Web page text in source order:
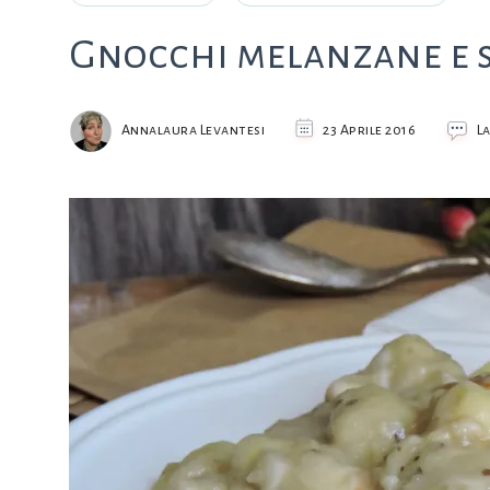
Gnocchi melanzane e
Annalaura Levantesi 23 Aprile 2016